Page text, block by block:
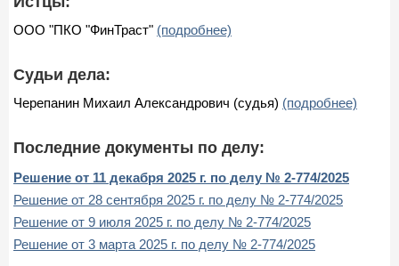
ООО "ПКО "ФинТраст" (подробнее)
Судьи дела:
Черепанин Михаил Александрович (судья) (подробнее)
Последние документы по делу:
Решение от 11 декабря 2025 г. по делу № 2-774/2025
Решение от 28 сентября 2025 г. по делу № 2-774/2025
Решение от 9 июля 2025 г. по делу № 2-774/2025
Решение от 3 марта 2025 г. по делу № 2-774/2025